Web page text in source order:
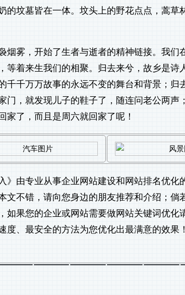
的坟墓皆在一体。坟头上的野花点点，蒿草
烟雾，开始了生者与逝者的精神链接。我们
等着来生我们的相聚。归去来兮，故乡是诗
千千万万故事的永远不变的舞台和背景；归
门，就发现儿子的鞋子了，随连问老公两声
家了，而且是周六就回家了呢！
》由专业从事企业网站建设和 网站排名优化
文不错，请向您身边的朋友推荐和介绍；倘
如果您的企业或网站需要做 网站关键词优化
度、最安全的方法为您优化出最满意的效果